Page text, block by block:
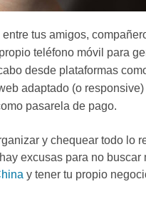
tus amigos,
teléfono móvil para
desde plataformas
adaptado (o
pasarela de pago.
y chequear todo lo
excusas para no buscar
y tener tu propio